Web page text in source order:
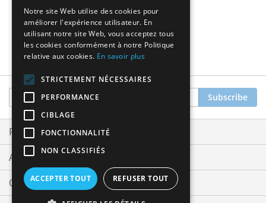
Sign
Up
for
Our
Newsletter:
Subscribe
Privacy and Cookie Policy
Advanced Search
Orders and Returns
Notre site Web utilise des cookies pour
améliorer l'expérience utilisateur. En
utilisant notre site Web, vous acceptez tous
les cookies conformément à notre Politique
relative aux cookies. En savoir plus
STRICTEMENT NÉCESSAIRES
PERFORMANCE
CIBLAGE
FONCTIONNALITÉ
NON CLASSIFIÉS
ACCEPTER TOUT REFUSER TOUT